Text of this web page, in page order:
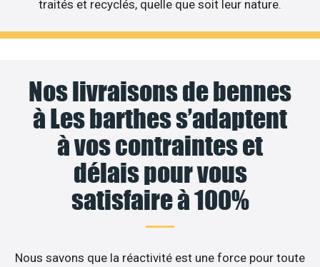
traités et recyclés, quelle que soit leur nature.
Nos livraisons de bennes
à Les barthes s’adaptent
à vos contraintes et
délais pour vous
satisfaire à 100%
Nous savons que la réactivité est une force pour toute